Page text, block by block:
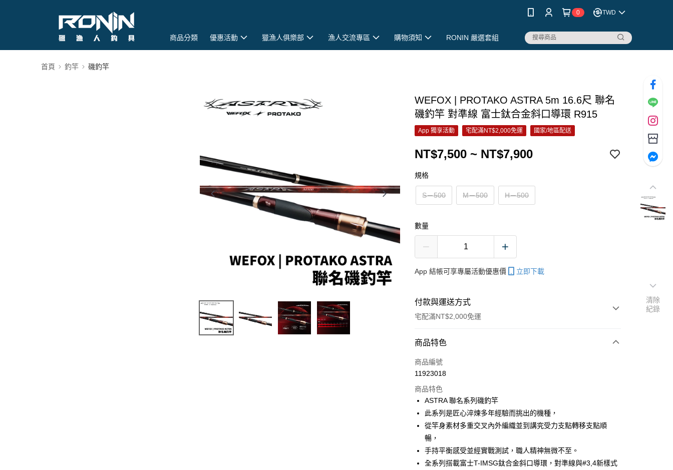
0 TWD
商品分類 優惠活動 獵漁人俱樂部 漁人交流專區 購物須知 RONIN 嚴選套組
首頁 釣竿 磯釣竿
WEFOX | PROTAKO ASTRA 5m 16.6尺 聯名
磯釣竿 對準線 富士鈦合金斜口導環 R915
App 獨享活動 宅配滿NT$2,000免運 國家/地區配送
NT$7,500 ~ NT$7,900
規格
S－500 M－500 H－500
數量
App 結帳可享專屬活動優惠價 立即下載
付款與運送方式
宅配滿NT$2,000免運
付款方式
信用卡一次付款
3 期 0 利率 每期NT$2,500
合作金庫商業銀行
第一商業銀行
華南商業銀行
彰化商業銀行
國泰世華商業銀行
臺灣中小企業銀行
台中商業銀行
匯豐（台灣）商業銀行
華泰商業銀行
Apple Pay
悠遊付
商品特色
商品編號
11923018
商品特色
ASTRA 聯名系列磯釣竿
此系列是匠心淬煉多年經驗而挑出的機種，
從竿身素材多重交叉內外編織並到講究受力支點轉移支點順
暢，
手持平衡感受並經實戰測試，職人精神無微不至。
全系列搭載富士T-IMSG鈦合金斜口導環，對準線與#3,4新樣式
清除
紀錄